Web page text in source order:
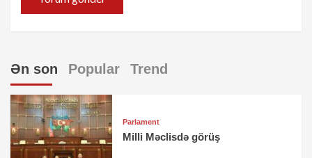
Ən son Popular Trend
Parlament
Milli Məclisdə görüş